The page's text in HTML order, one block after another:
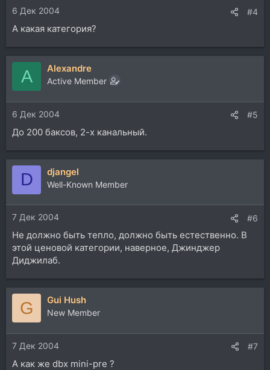
6 Дек 2004 #4
А какая категория?
A Alexandre
Active Member
6 Дек 2004 #5
До 200 баксов, 2-х канальный.
D djangel
Well-Known Member
7 Дек 2004 #6
Не должно быть тепло, должно быть естественно. В
этой ценовой категории, наверное, Джинджер
Диджилаб.
G Gui Hush
New Member
7 Дек 2004 #7
А как же dbx mini-pre ?